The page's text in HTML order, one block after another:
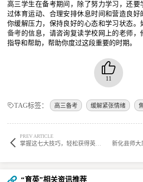
高三学生在备考期间，除了努力学习，还要
过体育运动、合理安排休息时间和营造良好
你缓解压力，保持良好的心态和学习状态。
备考的信息，请咨询复读学校网上的老师，
指导和帮助，帮助你度过这段重要的时期。
11
TAG标签： 高三备考 缓解紧张情绪
PREV ARTICLE
掌握这七大技巧，轻松获得英语七选五满分！
“育英”相关资讯推荐